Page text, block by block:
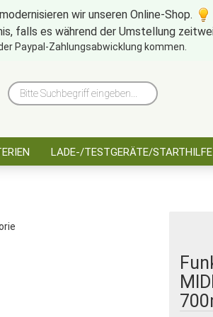
10 Jahre saarbatt
Bitte
wir unseren Online-Shop.
falls es während der Umstellung
Paypal-Zahlungsabwicklung kommen.
LADE-/TESTGERÄTE/STARTHILFE